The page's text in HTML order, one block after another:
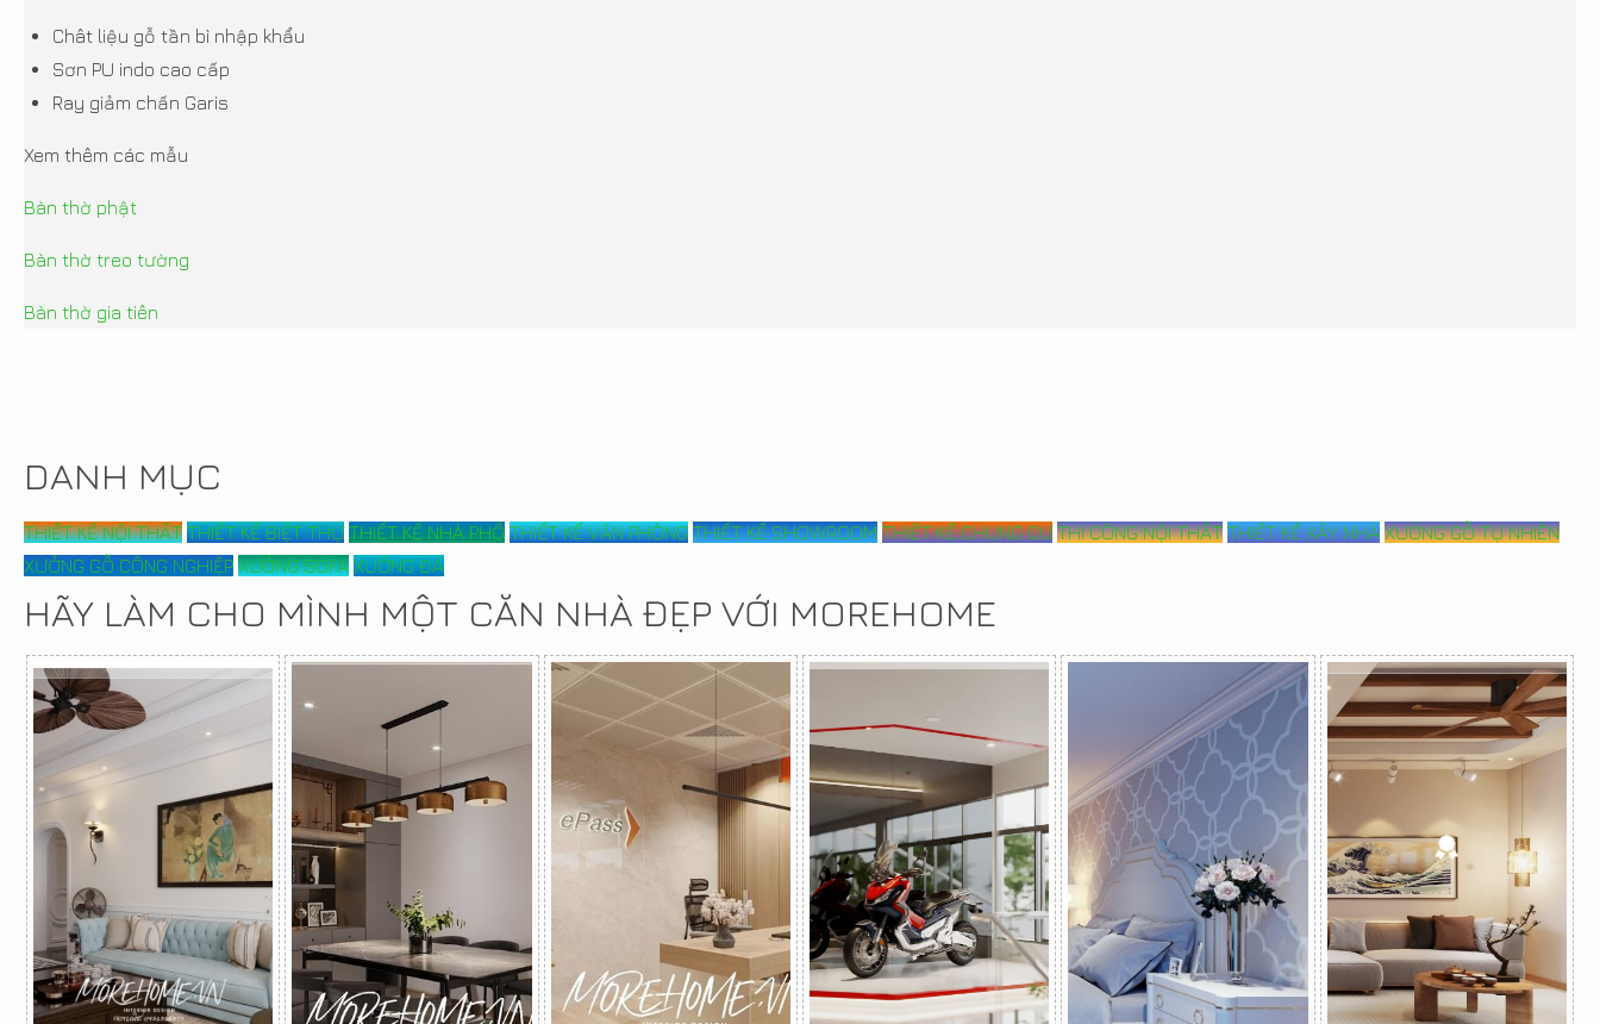
Chât liệu gỗ tần bì nhập khẩu
Sơn PU indo cao cấp
Ray giảm chấn Garis
Xem thêm các mẫu
Bàn thờ phật
Bàn thờ treo tường
Bàn thờ gia tiên
DANH MỤC
THIẾT KẾ NỘI THẤT THIẾT KẾ BIỆT THỰ THIẾT KẾ NHÀ PHỐ THIẾT KẾ VĂN PHÒNG THIẾT KẾ SHOWROOM THIẾT KẾ CHUNG CƯ THI CÔNG NỘI THẤT THIẾT KẾ XÂY NHÀ XƯỞNG GỖ TỰ NHIÊN
XƯỞNG GỖ CÔNG NGHIỆP XƯỞNG SOFA XƯỞNG ĐÁ
HÃY LÀM CHO MÌNH MỘT CĂN NHÀ ĐẸP VỚI MOREHOME